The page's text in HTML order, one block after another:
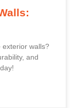
exterior walls?
and